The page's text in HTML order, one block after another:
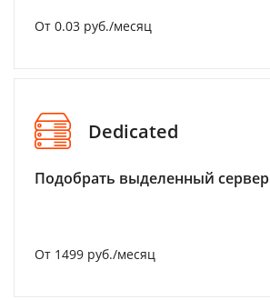
От 0.03 руб./месяц
Dedicated
Подобрать выделенный сервер
От 1499 руб./месяц